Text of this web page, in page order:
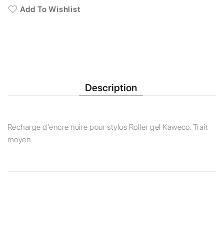
Add To Wishlist
Description
Recharge d'encre noire pour stylos Roller gel Kaweco. Trait
moyen.